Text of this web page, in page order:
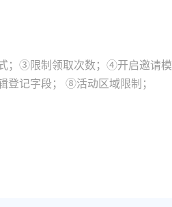
；③限制领取次数；④开启邀请
记字段； ⑧活动区域限制；